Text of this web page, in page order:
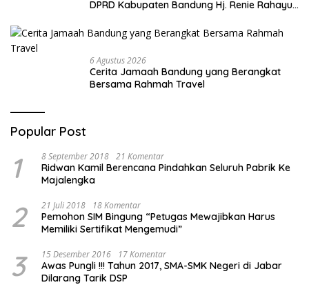
DPRD Kabupaten Bandung Hj. Renie Rahayu
Terintegrasi
6 Agustus 2026
Cerita Jamaah Bandung yang Berangkat
Bersama Rahmah Travel
Popular Post
1 8 September 2018 21 Komentar
Ridwan Kamil Berencana Pindahkan Seluruh Pabrik Ke
Majalengka
2 21 Juli 2018 18 Komentar
Pemohon SIM Bingung “Petugas Mewajibkan Harus
Memiliki Sertifikat Mengemudi”
3 15 Desember 2016 17 Komentar
Awas Pungli !!! Tahun 2017, SMA-SMK Negeri di Jabar
Dilarang Tarik DSP